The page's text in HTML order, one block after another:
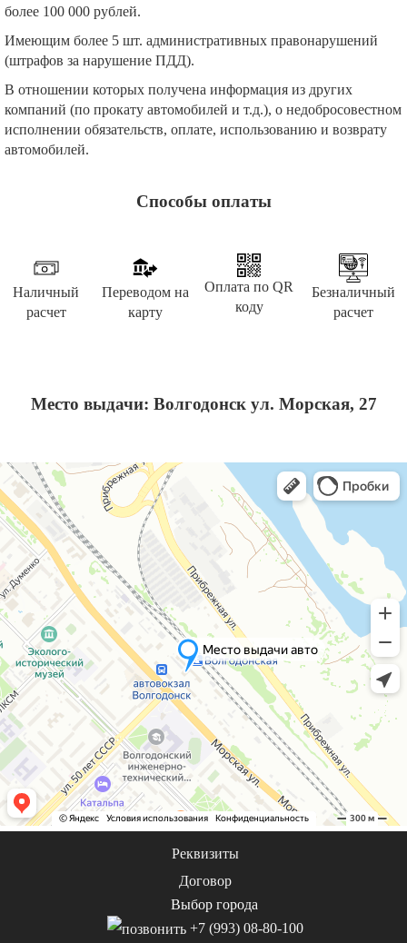
более 100 000 рублей.
Имеющим более 5 шт. административных правонарушений
(штрафов за нарушение ПДД).
В отношении которых получена информация из других
компаний (по прокату автомобилей и т.д.), о недобросовестном
исполнении обязательств, оплате, использованию и возврату
автомобилей.
Способы оплаты
Наличный
расчет
Переводом на
карту
Оплата по QR
коду
Безналичный
расчет
Место выдачи: Волгодонск ул. Морская, 27
Реквизиты
Договор
Выбор города
+7 (993) 08-80-100